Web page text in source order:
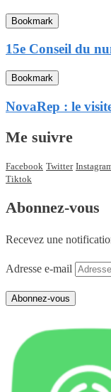
Bookmark
15e Conseil du
Bookmark
NovaRep : le
Me suivre
Facebook Twitter
Tiktok
Abonnez-vous
Recevez une
Adresse e-mail
Abonnez-vous